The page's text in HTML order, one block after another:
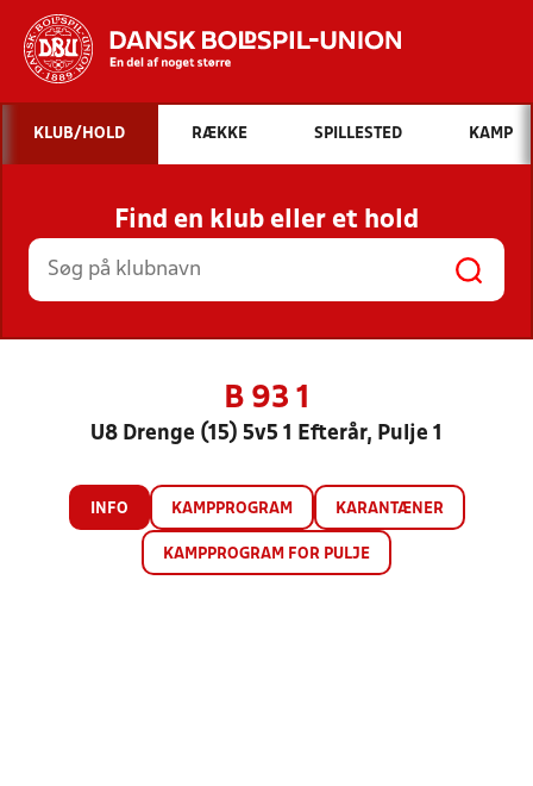
Hvad vil du søge efter?
INDHOLD OG NYHEDER
STILLINGER, RESULTATER, KLUBBER OG
HOLD
KLUB/HOLD RÆKKE SPILLESTED KAMP
Find en klub eller et hold
B 93 1
U8 Drenge (15) 5v5 1 Efterår, Pulje 1
INFO KAMPPROGRAM KARANTÆNER
KAMPPROGRAM FOR PULJE